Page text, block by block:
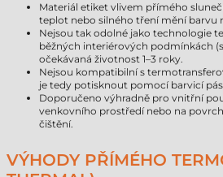
Materiál etiket vlivem přímého
teplot nebo silného tření mění barvu
Nejsou tak odolné jako technologie
běžných interiérových podmínkách
očekávaná životnost 1–3 roky.
Nejsou kompatibilní s
je tedy potisknout pomocí barvicí
Doporučeno výhradně pro vnitřní
venkovního prostředí nebo na
čištění.
VÝHODY PŘÍMÉHO